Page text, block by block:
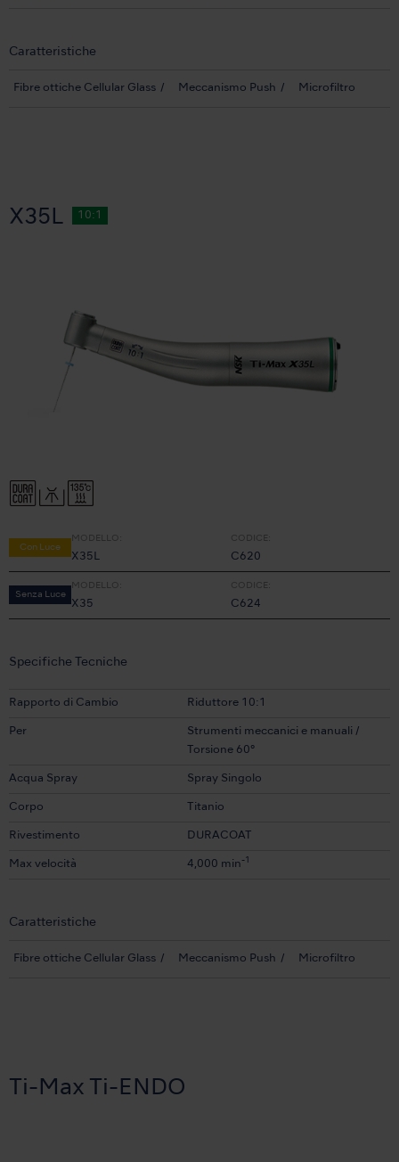
Caratteristiche
Fibre ottiche Cellular Glass Meccanismo Push Microfiltro
X35L 10:1
Con Luce
MODELLO:
X35L
CODICE:
C620
Senza Luce
MODELLO:
X35
CODICE:
C624
Specifiche Tecniche
Rapporto di Cambio Riduttore 10:1
Per
Strumenti meccanici e manuali /
Torsione 60°
Acqua Spray Spray Singolo
Corpo Titanio
Rivestimento DURACOAT
Max velocità 4,000 min -1
Caratteristiche
Fibre ottiche Cellular Glass Meccanismo Push Microfiltro
Ti-Max Ti-ENDO